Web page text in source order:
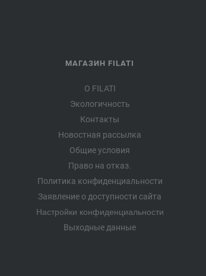
МАГАЗИН FILATI
О FILATI
Экологичность
Контакты
Новостная рассылка
Общие условия
Право на отказ.
Политика конфиденциальности
Заявление о доступности сайта
Настройки конфиденциальности
Выходные данные